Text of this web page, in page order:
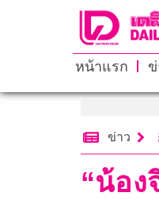
หน้าแรก
ข่าว
“น้อง